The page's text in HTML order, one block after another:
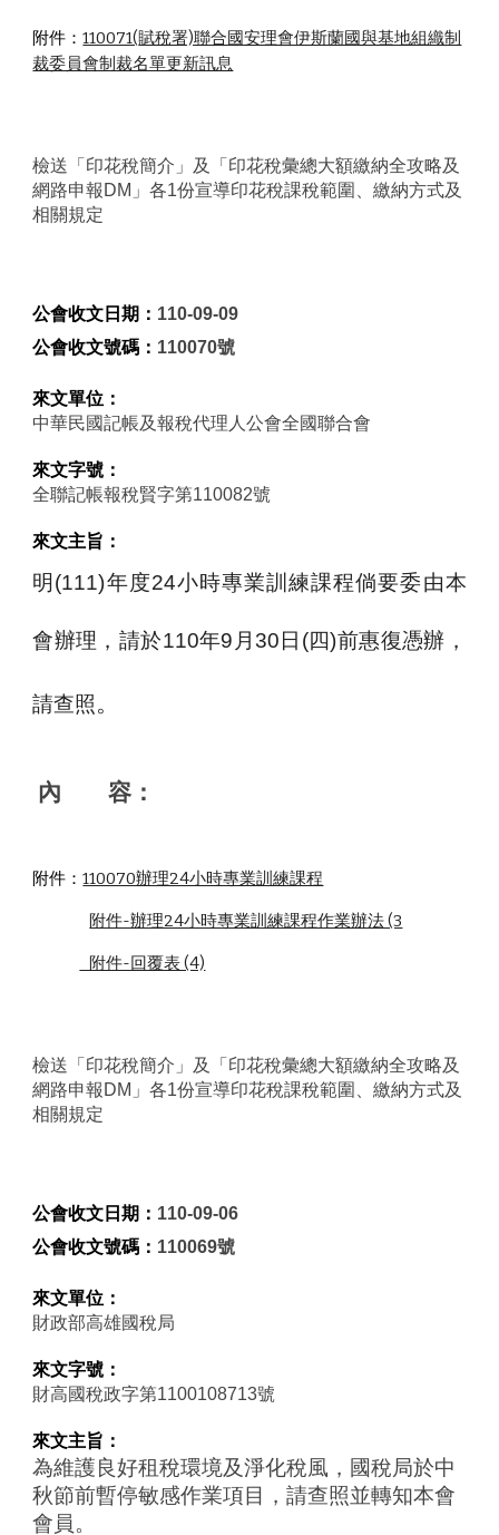
附件：110071(賦稅署)聯合國安理會伊斯蘭國與基地組織制
裁委員會制裁名單更新訊息
檢送「印花稅簡介」及「印花稅彙總大額繳納全攻略及
網路申報DM」各1份宣導印花稅課稅範圍、繳納方式及
相關規定
公會收文日期： 110-09-09
公會收文號碼： 110070號
來文單位：
中華民國記帳及報稅代理人公會全國聯合會
來文字號：
全聯記帳報稅賢字第110082號
來文主旨：
明(111)年度24小時專業訓練課程倘要委由本
會辦理，請於110年9月30日(四)前惠復憑辦，
請查照。
內       容：
附件：110070辦理24小時專業訓練課程
附件-辦理24小時專業訓練課程作業辦法 (3
   附件-回覆表 (4)
檢送「印花稅簡介」及「印花稅彙總大額繳納全攻略及
網路申報DM」各1份宣導印花稅課稅範圍、繳納方式及
相關規定
公會收文日期： 110-09-06
公會收文號碼： 110069號
來文單位：
財政部高雄國稅局
來文字號：
財高國稅政字第1100108713號
來文主旨：
為維護良好租稅環境及淨化稅風，國稅局於中
秋節前暫停敏感作業項目，請查照並轉知本會
會員。